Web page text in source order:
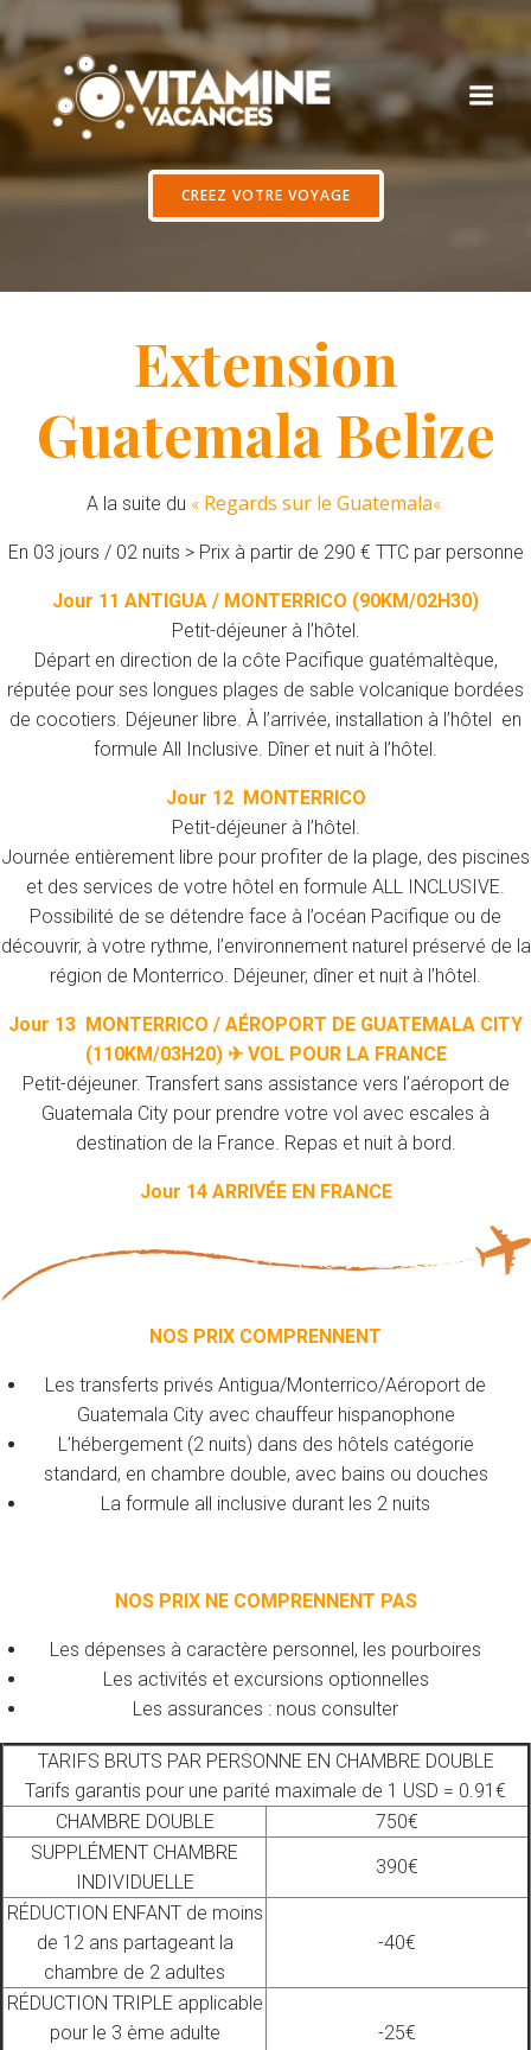
Aller
contenu
CREEZ VOTRE VOYAGE
Extension
Guatemala Belize
A la suite du « Regards sur le Guatemala«
En 03 jours / 02 nuits > Prix à partir de 290 € TTC par personne
Jour 11 ANTIGUA / MONTERRICO (90KM/02H30)
Petit-déjeuner à l’hôtel.
Départ en direction de la côte Pacifique guatémaltèque,
réputée pour ses longues plages de sable volcanique bordées
de cocotiers. Déjeuner libre. À l’arrivée, installation à l’hôtel en
formule All Inclusive. Dîner et nuit à l’hôtel.
Jour 12 MONTERRICO
Petit-déjeuner à l’hôtel.
Journée entièrement libre pour profiter de la plage, des piscines
et des services de votre hôtel en formule ALL INCLUSIVE.
Possibilité de se détendre face à l’océan Pacifique ou de
découvrir, à votre rythme, l’environnement naturel préservé de la
région de Monterrico. Déjeuner, dîner et nuit à l’hôtel.
Jour 13 MONTERRICO / AÉROPORT DE GUATEMALA CITY
(110KM/03H20) ✈ VOL POUR LA FRANCE
Petit-déjeuner. Transfert sans assistance vers l’aéroport de
Guatemala City pour prendre votre vol avec escales à
destination de la France. Repas et nuit à bord.
Jour 14 ARRIVÉE EN FRANCE
NOS PRIX COMPRENNENT
Les transferts privés Antigua/Monterrico/Aéroport de
Guatemala City avec chauffeur hispanophone
L’hébergement (2 nuits) dans des hôtels catégorie
standard, en chambre double, avec bains ou douches
La formule all inclusive durant les 2 nuits
NOS PRIX NE COMPRENNENT PAS
Les dépenses à caractère personnel, les pourboires
Les activités et excursions optionnelles
Les assurances : nous consulter
TARIFS BRUTS PAR PERSONNE EN CHAMBRE DOUBLE
Tarifs garantis pour une parité maximale de 1 USD = 0.91€
CHAMBRE DOUBLE
750€
SUPPLÉMENT CHAMBRE
INDIVIDUELLE
390€
RÉDUCTION ENFANT de moins
de 12 ans partageant la
chambre de 2 adultes
-40€
RÉDUCTION TRIPLE applicable
pour le 3 ème adulte
-25€